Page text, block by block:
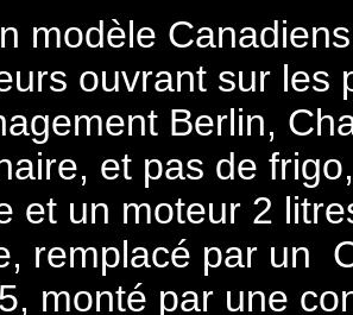
modèle
ouvrant sur les
Berlin,
et pas de
et un moteur 2
remplacé par un
monté par une